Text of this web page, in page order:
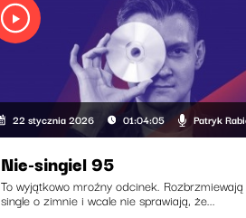
22 stycznia 2026 01:04:05 Patryk
Nie-singiel 95
To wyjątkowo mroźny odcinek.
single o zimnie i wcale nie sprawiają, że...